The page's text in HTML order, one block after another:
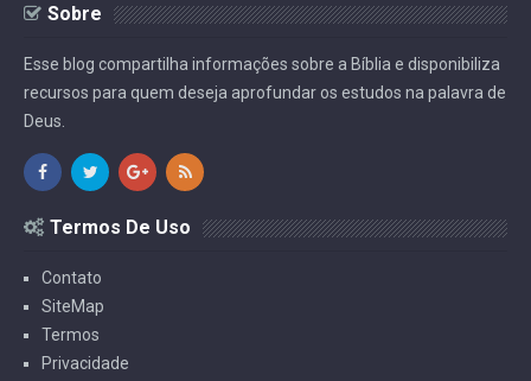
Sobre
Esse blog compartilha informações sobre a Bíblia e disponibiliza
recursos para quem deseja aprofundar os estudos na palavra de
Deus.
Termos De Uso
Contato
SiteMap
Termos
Privacidade